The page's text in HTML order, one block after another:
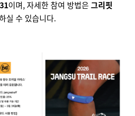
이며, 자세한 참여 방법은 그리핏
실 수 있습니다.